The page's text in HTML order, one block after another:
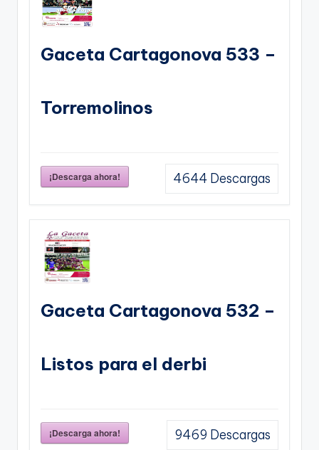
Gaceta Cartagonova 533 –
Torremolinos
¡Descarga ahora! 4644 Descargas
Gaceta Cartagonova 532 –
Listos para el derbi
¡Descarga ahora! 9469 Descargas